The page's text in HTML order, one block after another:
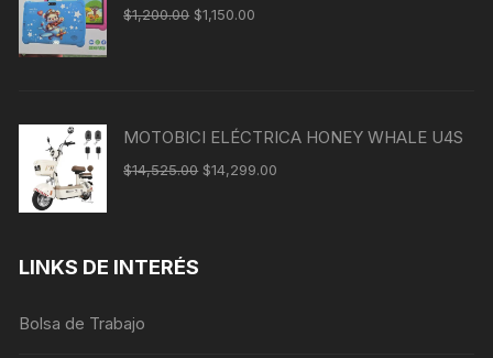
$1,200.00 $1,150.00
MOTOBICI ELÉCTRICA HONEY WHALE U4S
$14,525.00 $14,299.00
LINKS DE INTERÉS
Bolsa de Trabajo